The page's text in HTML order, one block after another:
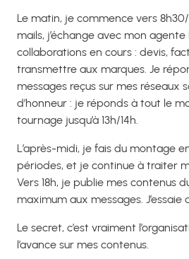
Le matin, je commence vers
mails, j’échange avec mon agente
collaborations en cours : devis,
transmettre aux marques. Je
messages reçus sur mes réseaux
d’honneur : je réponds à tout le
tournage jusqu’à 13h/14h.
L’après-midi, je fais du montage
périodes, et je continue à traiter
Vers 18h, je publie mes contenus
maximum aux messages.
Le secret, c’est vraiment
l’avance sur mes contenus.